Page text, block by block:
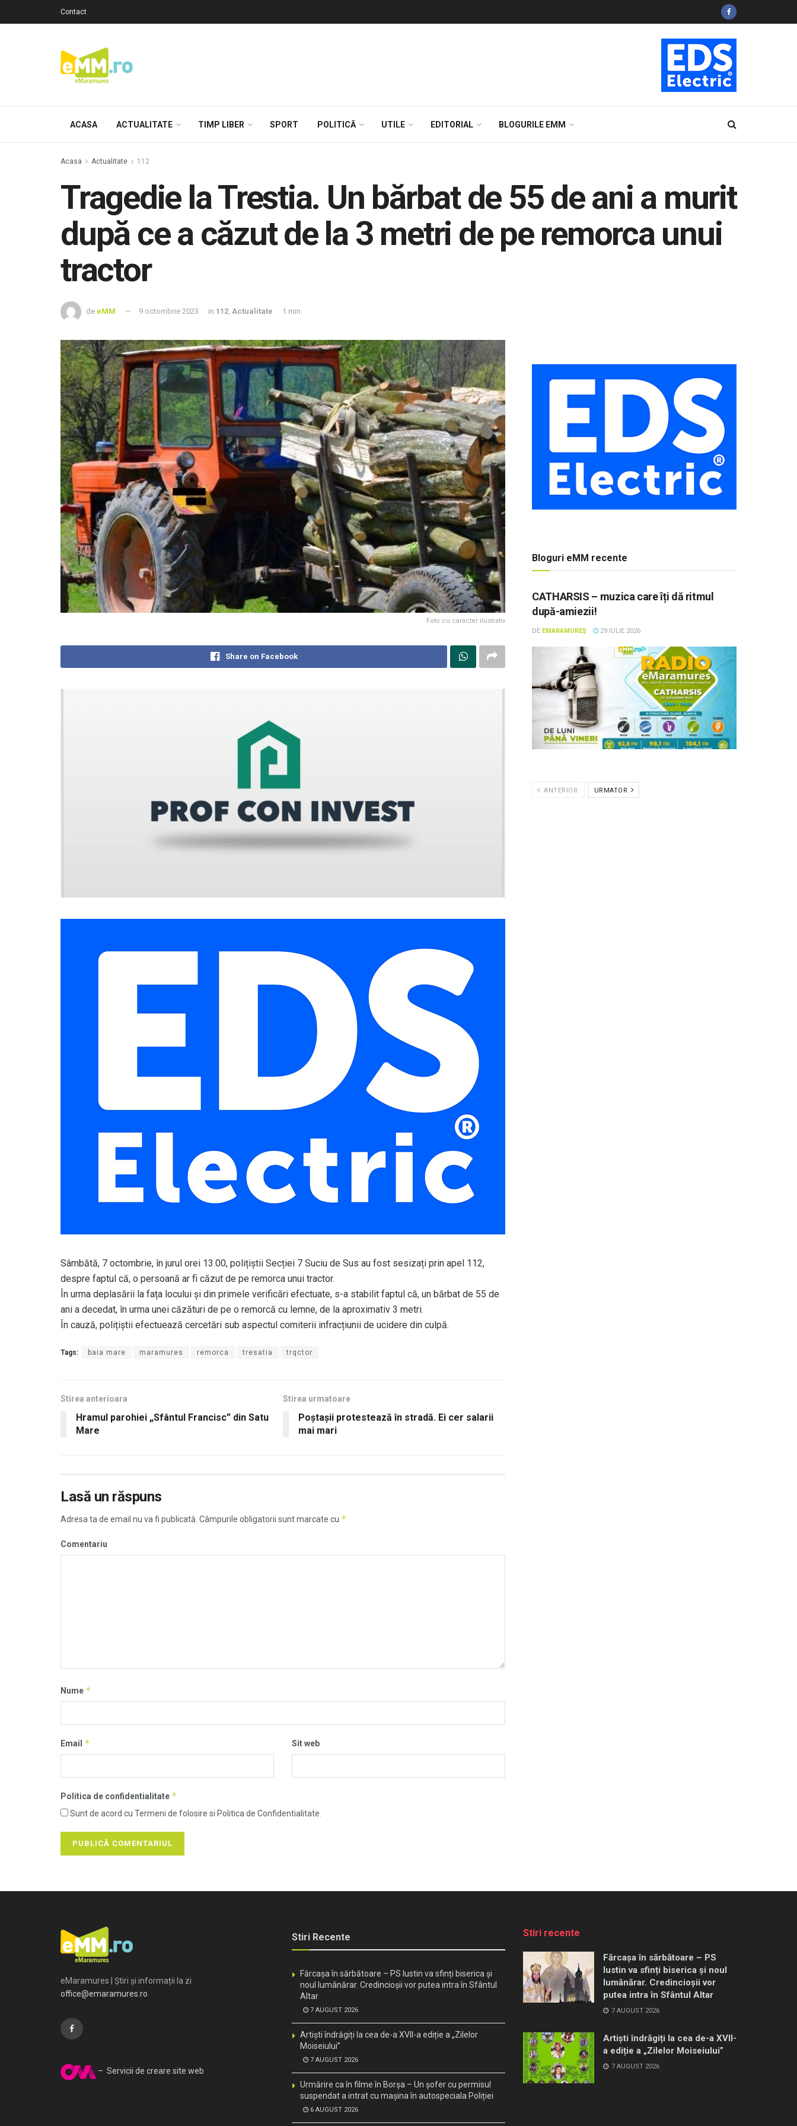
Contact
ACASA ACTUALITATE TIMP LIBER SPORT POLITICĂ UTILE EDITORIAL BLOGURILE EMM
Acasa Actualitate 112
Tragedie la Trestia. Un bărbat de 55 de ani a murit
după ce a căzut de la 3 metri de pe remorca unui
tractor
de eMM 9 octombrie 2023 in 112, Actualitate 1 min
Foto cu caracter ilustrativ
Share on Facebook
Sâmbătă, 7 octombrie, în jurul orei 13.00, polițiștii Secției 7 Suciu de Sus au fost sesizați prin apel 112,
despre faptul că, o persoană ar fi căzut de pe remorca unui tractor.
În urma deplasării la fața locului și din primele verificări efectuate, s-a stabilit faptul că, un bărbat de 55 de
ani a decedat, în urma unei căzături de pe o remorcă cu lemne, de la aproximativ 3 metri.
În cauză, polițiștii efectuează cercetări sub aspectul comiterii infracțiunii de ucidere din culpă.
Tags: baia mare maramures remorca tresatia trqctor
Stirea anterioara
Hramul parohiei „Sfântul Francisc” din Satu
Mare
Stirea urmatoare
Poştaşii protestează în stradă. Ei cer salarii
mai mari
Lasă un răspuns
Adresa ta de email nu va fi publicată. Câmpurile obligatorii sunt marcate cu *
Comentariu
Nume *
Email * Sit web
Politica de confidentialitate *
Sunt de acord cu Termeni de folosire si Politica de Confidentialitate.
Bloguri eMM recente
CATHARSIS – muzica care îți dă ritmul
după-amiezii!
DE EMARAMUREȘ 29 IULIE 2026
ANTERIOR URMATOR
eMaramures | Știri și informații la zi
office@emaramures.ro
– Servicii de creare site web
Stiri Recente
Fărcașa în sărbătoare – PS Iustin va sfinți biserica și
noul lumânărar. Credincioșii vor putea intra în Sfântul
Altar
7 AUGUST 2026
Artiști îndrăgiți la cea de-a XVII-a ediție a „Zilelor
Moiseiului”
7 AUGUST 2026
Urmărire ca în filme în Borșa – Un șofer cu permisul
suspendat a intrat cu mașina în autospeciala Poliției
6 AUGUST 2026
Stiri recente
Fărcașa în sărbătoare – PS
Iustin va sfinți biserica și noul
lumânărar. Credincioșii vor
putea intra în Sfântul Altar
7 AUGUST 2026
Artiști îndrăgiți la cea de-a XVII-
a ediție a „Zilelor Moiseiului”
7 AUGUST 2026